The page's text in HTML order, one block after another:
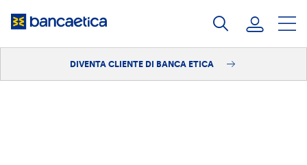
DIVENTA CLIENTE DI BANCA ETICA